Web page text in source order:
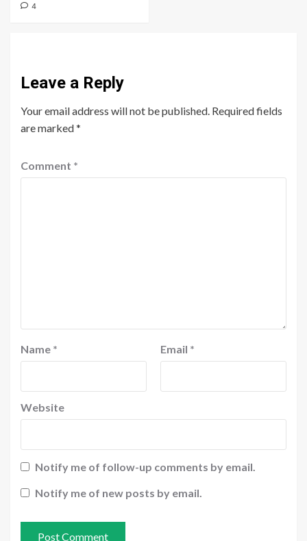
4
Leave a Reply
Your email address will not be published. Required fields
are marked*
Comment *
Name * Email *
Website
Notify me of follow-up comments by email.
Notify me of new posts by email.